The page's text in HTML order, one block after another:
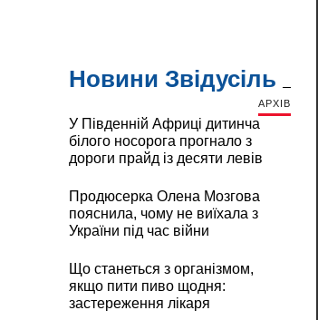
Новини Звідусіль
АРХІВ
У Південній Африці дитинча
білого носорога прогнало з
дороги прайд із десяти левів
Продюсерка Олена Мозгова
пояснила, чому не виїхала з
України під час війни
Що станеться з організмом,
якщо пити пиво щодня:
застереження лікаря